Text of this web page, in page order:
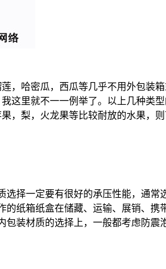
，哈密瓜，西瓜等几乎不用外包装
这里就不一一例举了。以上几种类
，梨，火龙果等比较耐放的水果，
选择一定要有很好的承压性能，通
的纸箱纸盒在储藏、运输、展销、
装材质的选择上，一般都考虑防